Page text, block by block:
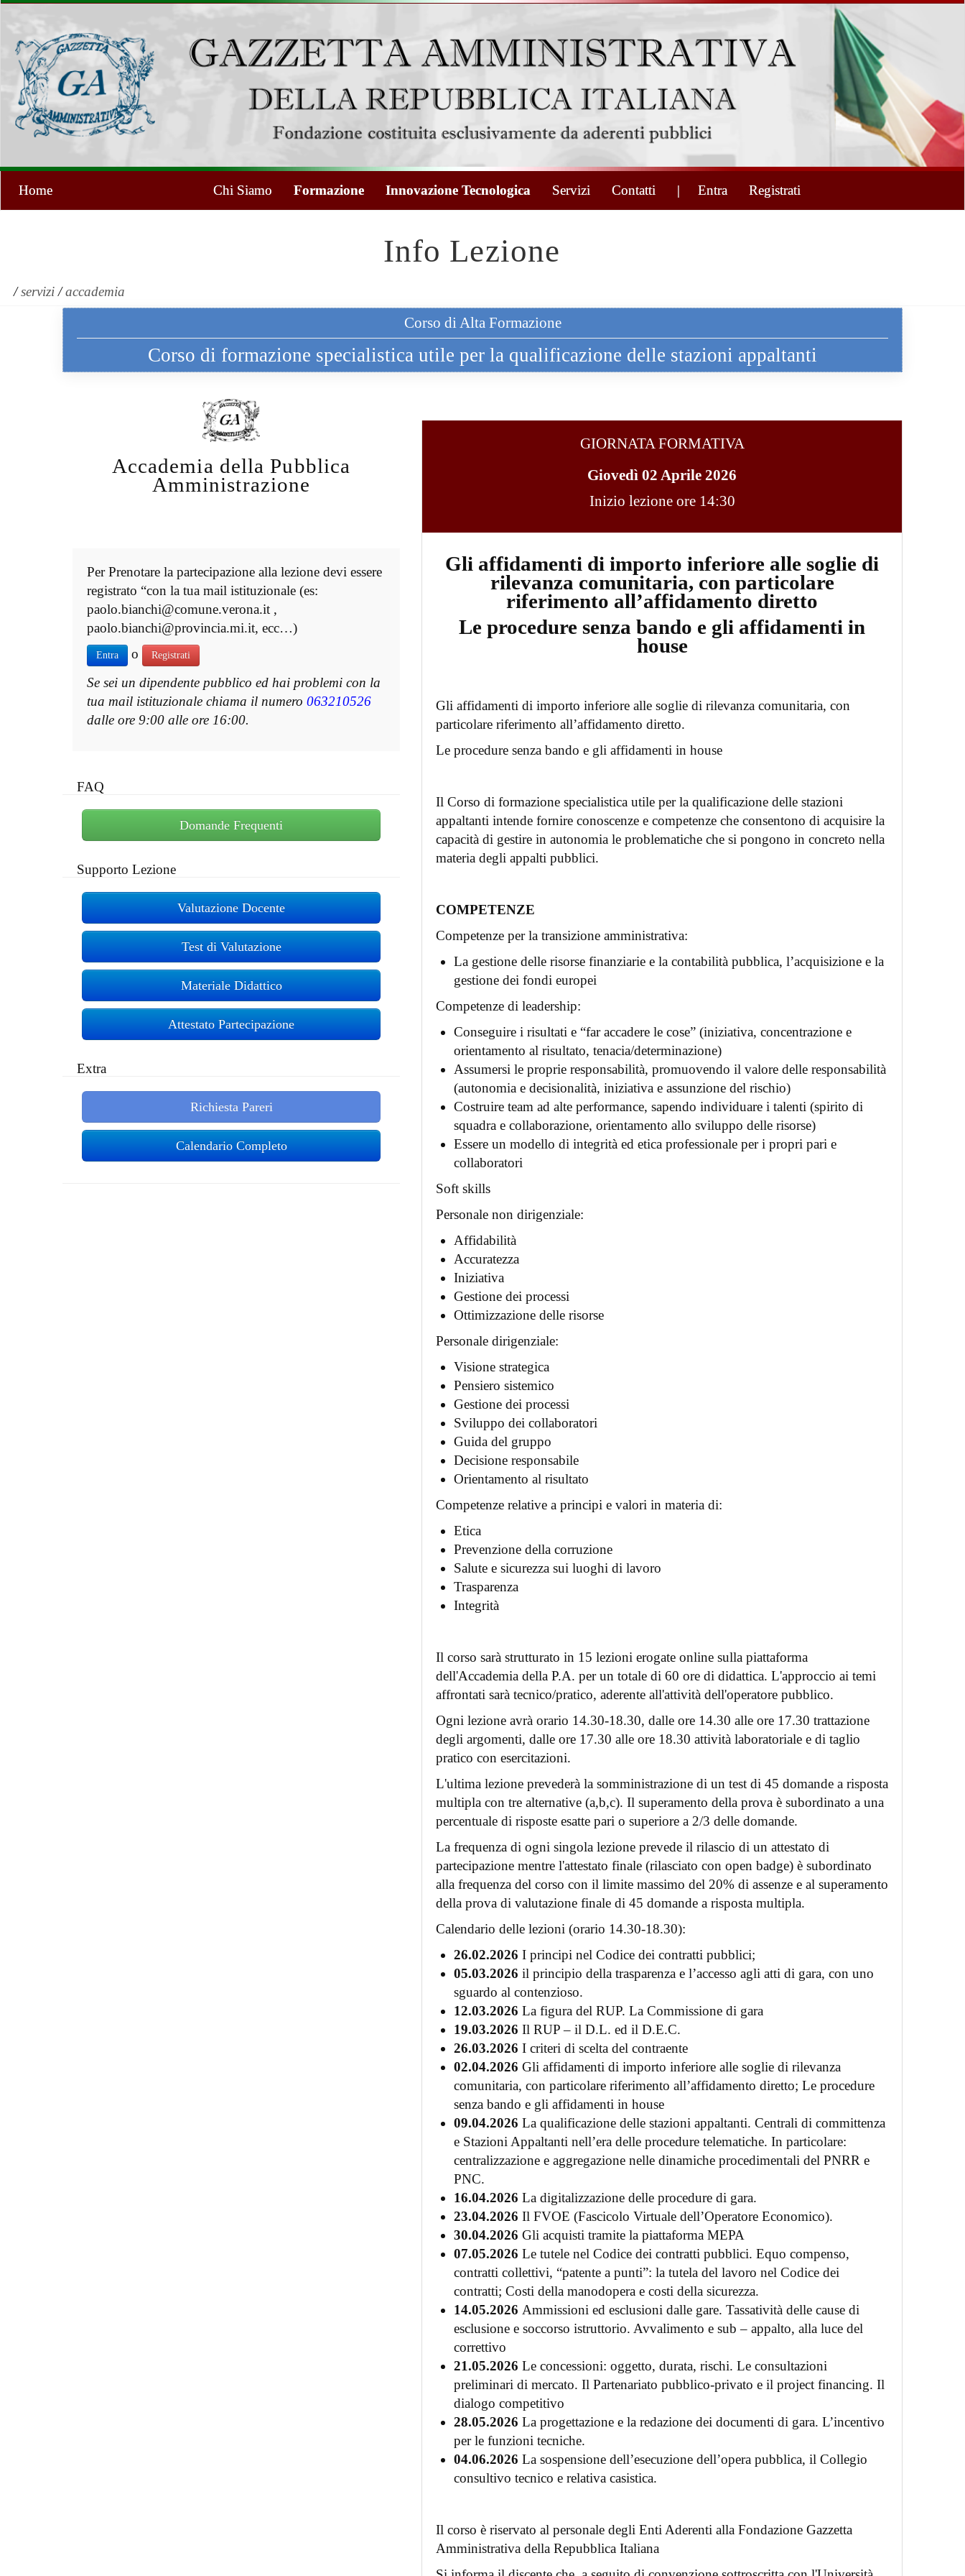
Home Chi Siamo Formazione Innovazione Tecnologica Servizi Contatti | Entra Registrati
Info Lezione
/servizi/accademia
Corso di Alta Formazione
Corso di formazione specialistica utile per la qualificazione delle stazioni appaltanti
Accademia della Pubblica
Amministrazione
Per Prenotare la partecipazione alla lezione devi essere
registrato “con la tua mail istituzionale (es:
paolo.bianchi@comune.verona.it ,
paolo.bianchi@provincia.mi.it, ecc…)
Entra o Registrati
Se sei un dipendente pubblico ed hai problemi con la
tua mail istituzionale chiama il numero 063210526
dalle ore 9:00 alle ore 16:00.
FAQ
Domande Frequenti
Supporto Lezione
Valutazione Docente
Test di Valutazione
Materiale Didattico
Attestato Partecipazione
Extra
Richiesta Pareri
Calendario Completo
GIORNATA FORMATIVA
Giovedì 02 Aprile 2026
Inizio lezione ore 14:30
Gli affidamenti di importo inferiore alle soglie di
rilevanza comunitaria, con particolare
riferimento all’affidamento diretto
Le procedure senza bando e gli affidamenti in
house
Gli affidamenti di importo inferiore alle soglie di rilevanza comunitaria, con
particolare riferimento all’affidamento diretto.
Le procedure senza bando e gli affidamenti in house
Il Corso di formazione specialistica utile per la qualificazione delle stazioni
appaltanti intende fornire conoscenze e competenze che consentono di acquisire la
capacità di gestire in autonomia le problematiche che si pongono in concreto nella
materia degli appalti pubblici.
COMPETENZE
Competenze per la transizione amministrativa:
La gestione delle risorse finanziarie e la contabilità pubblica, l’acquisizione e la
gestione dei fondi europei
Competenze di leadership:
Conseguire i risultati e “far accadere le cose” (iniziativa, concentrazione e
orientamento al risultato, tenacia/determinazione)
Assumersi le proprie responsabilità, promuovendo il valore delle responsabilità
(autonomia e decisionalità, iniziativa e assunzione del rischio)
Costruire team ad alte performance, sapendo individuare i talenti (spirito di
squadra e collaborazione, orientamento allo sviluppo delle risorse)
Essere un modello di integrità ed etica professionale per i propri pari e
collaboratori
Soft skills
Personale non dirigenziale:
Affidabilità
Accuratezza
Iniziativa
Gestione dei processi
Ottimizzazione delle risorse
Personale dirigenziale:
Visione strategica
Pensiero sistemico
Gestione dei processi
Sviluppo dei collaboratori
Guida del gruppo
Decisione responsabile
Orientamento al risultato
Competenze relative a principi e valori in materia di:
Etica
Prevenzione della corruzione
Salute e sicurezza sui luoghi di lavoro
Trasparenza
Integrità
Il corso sarà strutturato in 15 lezioni erogate online sulla piattaforma
dell'Accademia della P.A. per un totale di 60 ore di didattica. L'approccio ai temi
affrontati sarà tecnico/pratico, aderente all'attività dell'operatore pubblico.
Ogni lezione avrà orario 14.30-18.30, dalle ore 14.30 alle ore 17.30 trattazione
degli argomenti, dalle ore 17.30 alle ore 18.30 attività laboratoriale e di taglio
pratico con esercitazioni.
L'ultima lezione prevederà la somministrazione di un test di 45 domande a risposta
multipla con tre alternative (a,b,c). Il superamento della prova è subordinato a una
percentuale di risposte esatte pari o superiore a 2/3 delle domande.
La frequenza di ogni singola lezione prevede il rilascio di un attestato di
partecipazione mentre l'attestato finale (rilasciato con open badge) è subordinato
alla frequenza del corso con il limite massimo del 20% di assenze e al superamento
della prova di valutazione finale di 45 domande a risposta multipla.
Calendario delle lezioni (orario 14.30-18.30):
26.02.2026 I principi nel Codice dei contratti pubblici;
05.03.2026 il principio della trasparenza e l’accesso agli atti di gara, con uno
sguardo al contenzioso.
12.03.2026 La figura del RUP. La Commissione di gara
19.03.2026 Il RUP – il D.L. ed il D.E.C.
26.03.2026 I criteri di scelta del contraente
02.04.2026 Gli affidamenti di importo inferiore alle soglie di rilevanza
comunitaria, con particolare riferimento all’affidamento diretto; Le procedure
senza bando e gli affidamenti in house
09.04.2026 La qualificazione delle stazioni appaltanti. Centrali di committenza
e Stazioni Appaltanti nell’era delle procedure telematiche. In particolare:
centralizzazione e aggregazione nelle dinamiche procedimentali del PNRR e
PNC.
16.04.2026 La digitalizzazione delle procedure di gara.
23.04.2026 Il FVOE (Fascicolo Virtuale dell’Operatore Economico).
30.04.2026 Gli acquisti tramite la piattaforma MEPA
07.05.2026 Le tutele nel Codice dei contratti pubblici. Equo compenso,
contratti collettivi, “patente a punti”: la tutela del lavoro nel Codice dei
contratti; Costi della manodopera e costi della sicurezza.
14.05.2026 Ammissioni ed esclusioni dalle gare. Tassatività delle cause di
esclusione e soccorso istruttorio. Avvalimento e sub – appalto, alla luce del
correttivo
21.05.2026 Le concessioni: oggetto, durata, rischi. Le consultazioni
preliminari di mercato. Il Partenariato pubblico-privato e il project financing. Il
dialogo competitivo
28.05.2026 La progettazione e la redazione dei documenti di gara. L’incentivo
per le funzioni tecniche.
04.06.2026 La sospensione dell’esecuzione dell’opera pubblica, il Collegio
consultivo tecnico e relativa casistica.
Il corso è riservato al personale degli Enti Aderenti alla Fondazione Gazzetta
Amministrativa della Repubblica Italiana